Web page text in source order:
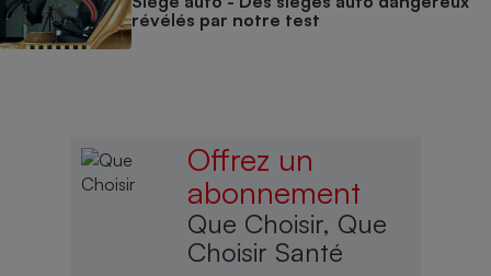
révélés par notre test
Offrez un
abonnement
Que Choisir, Que
Choisir Santé